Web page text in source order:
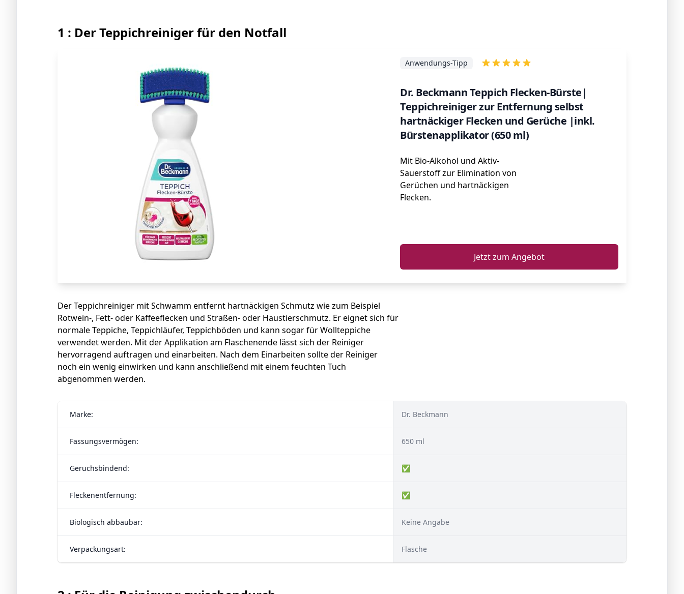
1 : Der Teppichreiniger für den Notfall
Dr. Beckmann Teppich Flecken-Bürste|
Teppichreiniger zur Entfernung selbst
hartnäckiger Flecken und Gerüche |inkl.
Bürstenapplikator (650 ml)
Anwendungs-Tipp
Mit Bio-Alkohol und Aktiv-
Sauerstoff zur Elimination von
Gerüchen und hartnäckigen
Flecken.
Jetzt zum Angebot
Der Teppichreiniger mit Schwamm entfernt hartnäckigen Schmutz wie zum Beispiel
Rotwein-, Fett- oder Kaffeeflecken und Straßen- oder Haustierschmutz. Er eignet sich für
normale Teppiche, Teppichläufer, Teppichböden und kann sogar für Wollteppiche
verwendet werden. Mit der Applikation am Flaschenende lässt sich der Reiniger
hervorragend auftragen und einarbeiten. Nach dem Einarbeiten sollte der Reiniger
noch ein wenig einwirken und kann anschließend mit einem feuchten Tuch
abgenommen werden.
Marke: Dr. Beckmann
Fassungsvermögen: 650 ml
Geruchsbindend: ✅
Fleckenentfernung: ✅
Biologisch abbaubar: Keine Angabe
Verpackungsart: Flasche